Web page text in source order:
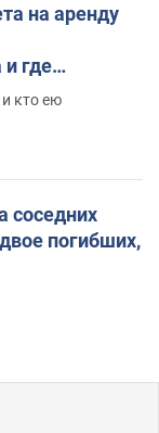
на аренду
где
кто ею
соседних
погибших,